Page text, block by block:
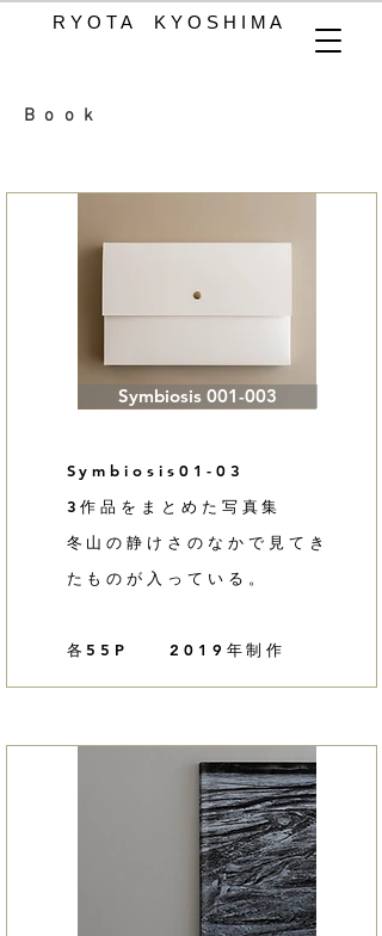
R Y O T A K Y O S H I M A
​Book
Symbiosis 001-003
Symbiosis01-03
3作品をまとめた写真集
​冬山の静けさのなかで見てき
たものが入っている。
​各55P 2019年制作